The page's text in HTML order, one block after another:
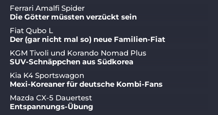
Ferrari Amalfi Spider
Die Götter müssten verzückt sein
Fiat Qubo L
Der (gar nicht mal so) neue Familien-Fiat
KGM Tivoli und Korando Nomad Plus
SUV-Schnäppchen aus Südkorea
Kia K4 Sportswagon
Mexi-Koreaner für deutsche Kombi-Fans
Mazda CX-5 Dauertest
Entspannungs-Übung